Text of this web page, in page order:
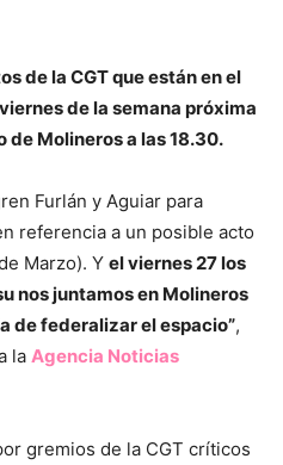
de la CGT que están en el
de la semana próxima
de Molineros a las 18.30.
Furlán y Aguiar para
referencia a un posible acto
Marzo). Y el viernes 27 los
nos juntamos en Molineros
de federalizar el espacio”,
la Agencia Noticias
gremios de la CGT críticos